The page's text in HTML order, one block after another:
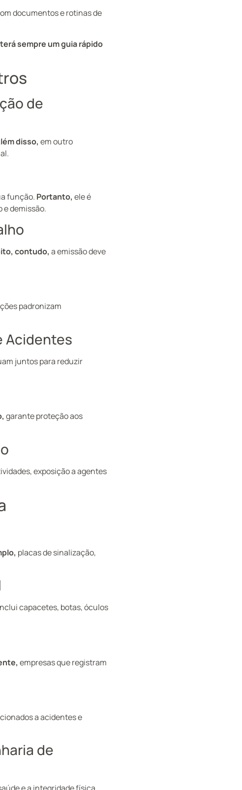
documentos e rotinas de
sempre um guia rápido
de
disso, em outro
função. Portanto, ele é
demissão.
contudo, a emissão deve
padronizam
Acidentes
juntos para reduzir
garante proteção aos
exposição a agentes
placas de sinalização,
capacetes, botas, óculos
empresas que registram
a acidentes e
de